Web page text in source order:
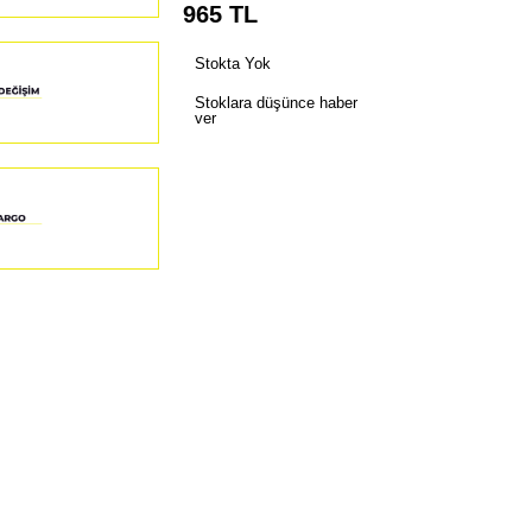
965TL
Stokta Yok
Stoklara düşünce haber
ver